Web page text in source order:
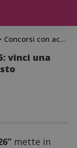
Concorsi con acquisto
vinci una
mette in